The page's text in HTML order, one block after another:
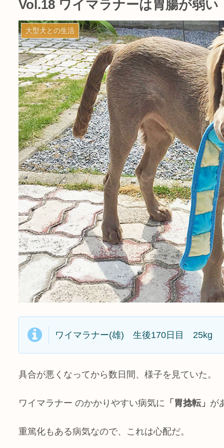
Vol.18 ワイマラナーは胃腸が弱い
大型犬との生活
ワイマラナー(雄) 生後170日目 25kg
具合が悪くなってから数日間、様子を見ていた。
ワイマラナー のかかりやすい病気に 「胃捻転」 が
重篤化もある病気なので、これは心配だ。